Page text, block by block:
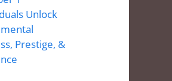
Unlock
Prestige, &